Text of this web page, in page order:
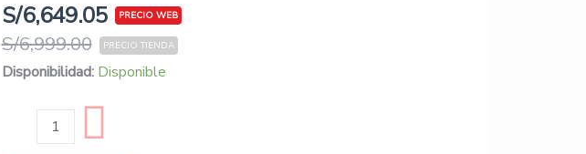
S/6,999.00
S/6,649.05
Disponibilidad: Disponible
Guitarra
EPIPHONE
EIGC63FB5EMRNM1